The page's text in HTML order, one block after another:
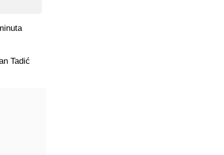
Tadić